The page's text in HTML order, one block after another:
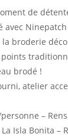
de
avec Ninepatch
la broderie
brodé !
atelier
–
Isla Bonita –